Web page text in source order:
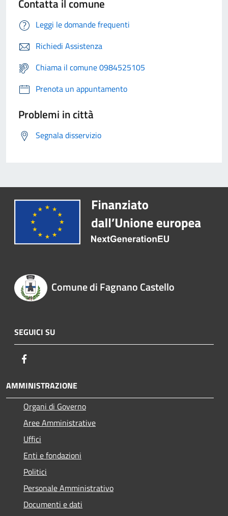
Contatta il comune
Leggi le domande frequenti
Richiedi Assistenza
Chiama il comune 0984525105
Prenota un appuntamento
Problemi in città
Segnala disservizio
Comune di Fagnano Castello
SEGUICI SU
AMMINISTRAZIONE
Organi di Governo
Aree Amministrative
Uffici
Enti e fondazioni
Politici
Personale Amministrativo
Documenti e dati